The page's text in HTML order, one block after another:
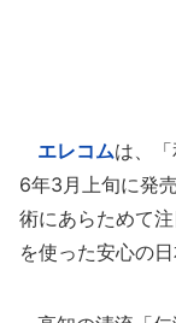
エレコムは、
6年3月上旬に発
術にあらためて
を使った安心の